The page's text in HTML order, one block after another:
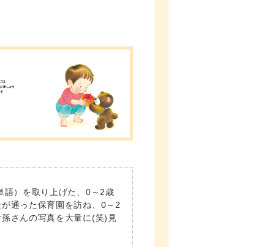
語）を取り上げた、0～2歳
通った保育園を訪ね、0～2
さんの写真を大量に(笑)見